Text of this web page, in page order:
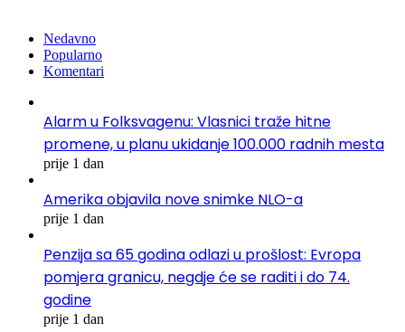
Nedavno
Popularno
Komentari
Alarm u Folksvagenu: Vlasnici traže hitne
promene, u planu ukidanje 100.000 radnih mesta
prije 1 dan
Amerika objavila nove snimke NLO-a
prije 1 dan
Penzija sa 65 godina odlazi u prošlost: Evropa
pomjera granicu, negdje će se raditi i do 74.
godine
prije 1 dan